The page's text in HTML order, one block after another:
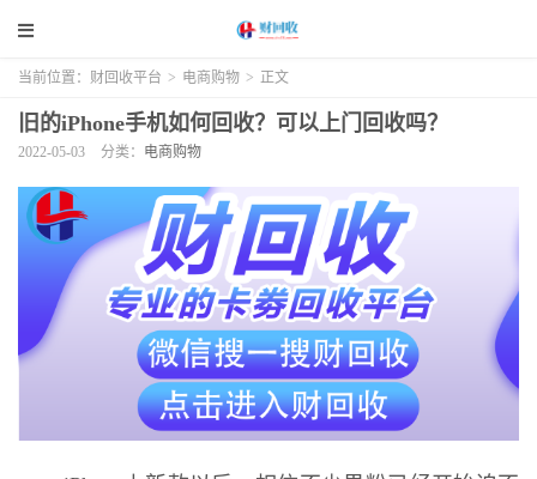
当前位置： 财回收平台 > 电商购物 > 正文
旧的iPhone手机如何回收？可以上门回收吗？
2022-05-03 分类： 电商购物